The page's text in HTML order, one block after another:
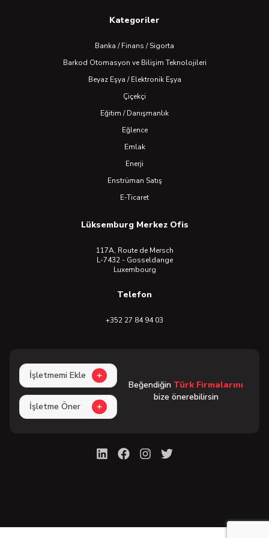
Kategoriler
Banka / Finans / Sigorta
Barkod Otomasyon ve Bilişim Teknolojileri
Beyaz Eşya / Elektronik Eşya
Çiçekçi
Eğitim / Danışmanlık
Eğlence
Emlak
Enerji
Enstrüman Satış
E-Ticaret
Lüksemburg Merkez Ofis
117A, Route de Mersch
L-7432 - Gosseldange
Luxembourg
Telefon
+352 27 84 94 03
İşletmemi Ekle
İşletme Öner
Beğendiğin Türk Firmalarını
bize önerebilirsin